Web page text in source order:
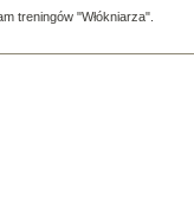
treningów "Włókniarza".